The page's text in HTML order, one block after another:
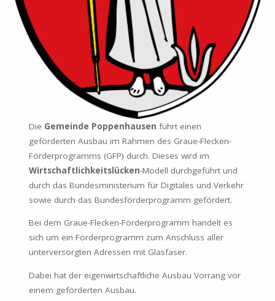
Die Gemeinde Poppenhausenführt einen
geförderten Ausbau im Rahmen des Graue-Flecken-
Förderprogramms (GFP) durch. Dieses wird im
Wirtschaftlichkeitslücken-Modell durchgeführt und
durch das Bundesministerium für Digitales und Verkehr
sowie durch das Bundesförderprogramm gefördert.
Bei dem Graue-Flecken-Förderprogramm handelt es
sich um ein Förderprogramm zum Anschluss aller
unterversorgten Adressen mit Glasfaser.
Dabei hat der eigenwirtschaftliche Ausbau Vorrang vor
einem geförderten Ausbau.